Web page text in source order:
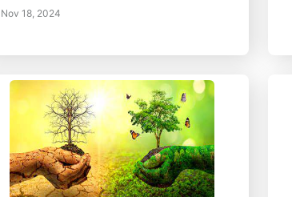
칩니다. 이 포괄적인 기사는 따뜻한 색
어떻게 불러일으키는지에 대해 다룹니
다. 색상의 문화적 의미, 마케팅과 브랜
딩에서의 역할, 그리고 개인적 및 직업
적 환경을 개선하기 위해 색상의 힘을
활용하는 방법을 알아보세요. 색상이
우리의 일상 생활에 미치는 영향, 웰빙
Nov 18, 2024